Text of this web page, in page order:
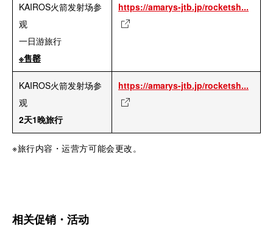
KAIROS火箭发射场参
观
一日游旅行
※售罄
https://amarys-jtb.jp/rocketsh...
KAIROS火箭发射场参
观
2天1晚旅行
https://amarys-jtb.jp/rocketsh...
※旅行内容・运营方可能会更改。
相关促销・活动